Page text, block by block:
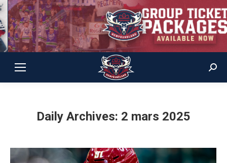
Daily Archives: 2 mars 2025